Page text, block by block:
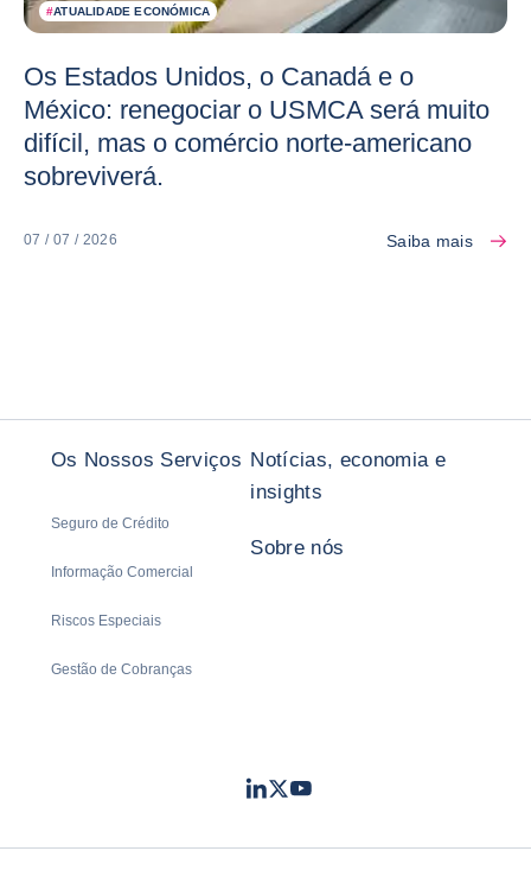
#ATUALIDADE ECONÓMICA
Os Estados Unidos, o Canadá e o
México: renegociar o USMCA será muito
difícil, mas o comércio norte-americano
sobreviverá.
07 / 07 / 2026 Saiba mais
Os Nossos Serviços
Seguro de Crédito
Informação Comercial
Riscos Especiais
Gestão de Cobranças
Notícias, economia e
insights
Sobre nós
LinkedIn
TwitterYoutube